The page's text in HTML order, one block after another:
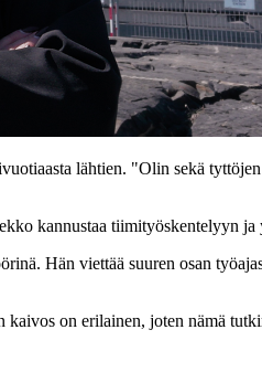
lähtien. "Olin sekä
kannustaa tiimityöskentelyyn
Hän viettää suuren osan
on erilainen, joten nämä